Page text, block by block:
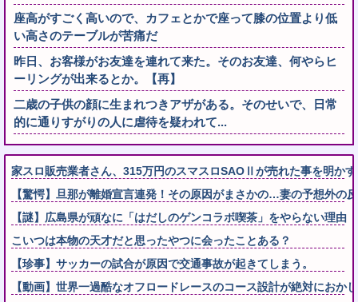
座高がすごく高いので、カフェとかで座って膝の位置より低
い高さのテーブルが苦痛だ
昨日、お客様がお友達を連れて来た。そのお友達、何やらヒ
ーリングが出来るとか。【再】
二歳の子供の顔に生まれつきアザがある。そのせいで、日常
的に通りすがりの人に虐待を疑われて...
家スロ販売業者さん、315万円のスマスロSAOⅡが売れた事を明か
【驚愕】旦那が離婚宣言連発！その原因がまさかの…妻の予想外の
【謎】広島県が頑なに「はだしのゲンコラボ喫茶」をやらない理由
こいつは本物の天才だと思ったやつに会ったことある？
【珍事】サッカーの試合が原因で交通事故が起きてしまう。
【動画】世界一過酷なオフロードレースのコース設計が絶対におか